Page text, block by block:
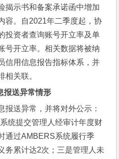
揭示书和备案承诺函中增加
容。自2021年二季度起，协
投资者查询账号开立率及单
号开立率。相关数据将被纳
信用信息报告指标体系，并
相关联。
报送异常情形
报送异常，并将对外公示：
统提交管理人经审计年度财
通过AMBERS系统履行季
务累计达2次；三是管理人未